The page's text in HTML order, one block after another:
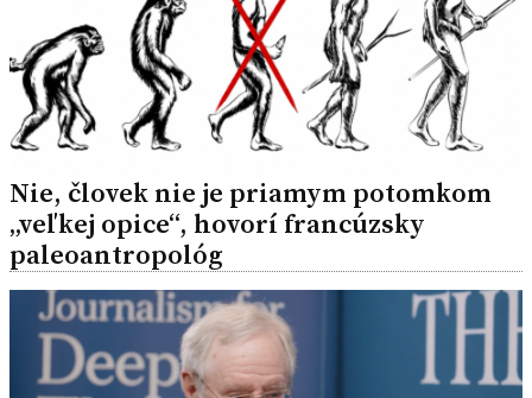
Nie, človek nie je priamym potomkom
„veľkej opice“, hovorí francúzsky
paleoantropológ